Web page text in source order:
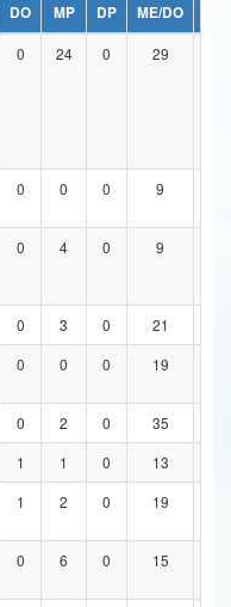
DO MP DP ME/DO
0 24 0 29
0 0 0 9
0 4 0 9
0 3 0 21
0 0 0 19
0 2 0 35
1 1 0 13
1 2 0 19
0 6 0 15